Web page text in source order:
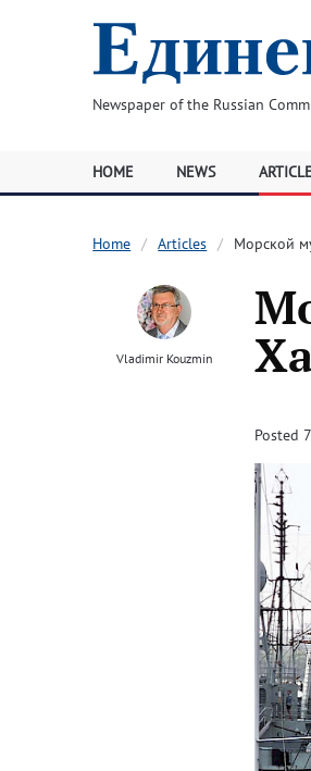
Newspaper of the Russian
HOME NEWS
Home Articles Морской
Vladimir Kouzmin
Posted